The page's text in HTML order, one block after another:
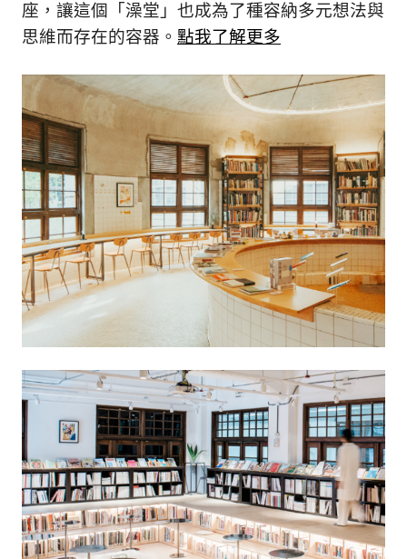
座，讓這個「澡堂」也成為了種容納多元想法與
思維而存在的容器。 點我了解更多